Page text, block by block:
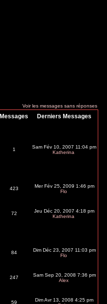
Voir les messages sans réponses
Messages
Derniers Messages
1
Sam Fév 10, 2007 11:04 pm
Katherina
423
Mer Fév 25, 2009 1:46 pm
Flo
72
Jeu Déc 20, 2007 4:18 pm
Katherina
84
Dim Déc 23, 2007 11:03 pm
Flo
247
Sam Sep 20, 2008 7:36 pm
Alex
59
Dim Avr 13, 2008 4:25 pm